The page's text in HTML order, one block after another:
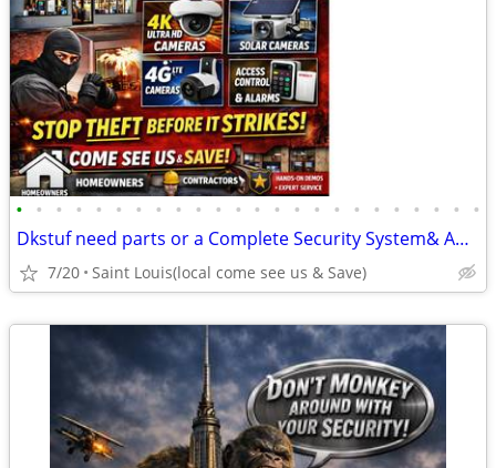
• • • • • • • • • • • • • • • • • • • • • • • •
Dkstuf need parts or a Complete Security System& Automation & More!
7/20 Saint Louis(local come see us & Save)